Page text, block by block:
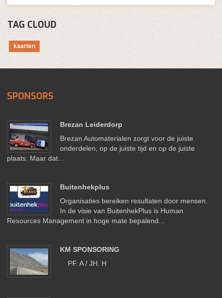
TAG CLOUD
kaarten
SPONSORS
Brezan Leiderdorp
Brezan Automaterialen zorgt voor de juiste
onderdelen, op de juiste tijd en op de juiste
plaats. Maar dat...
Buitenhekplus
Organisaties bereiken resultaten door mensen.
In de visie van BuitenhekPlus is Human
Resources Management in hoge mate bepalend...
KM SPONSORING
PF. A / JH. H